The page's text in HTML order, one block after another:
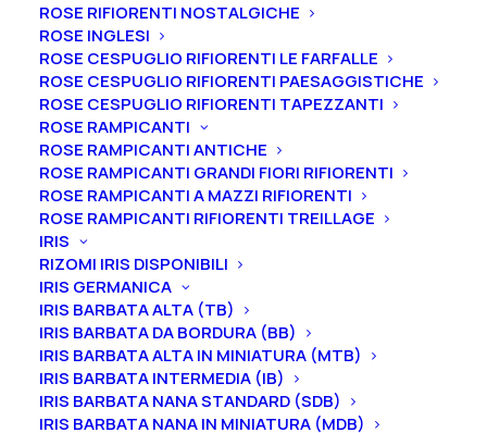
ROSE RIFIORENTI NOSTALGICHE
ROSE INGLESI
ROSE CESPUGLIO RIFIORENTI LE FARFALLE
ROSE CESPUGLIO RIFIORENTI PAESAGGISTICHE
ROSE CESPUGLIO RIFIORENTI TAPEZZANTI
ROSE RAMPICANTI
ROSE RAMPICANTI ANTICHE
ROSE RAMPICANTI GRANDI FIORI RIFIORENTI
ROSE RAMPICANTI A MAZZI RIFIORENTI
ROSE RAMPICANTI RIFIORENTI TREILLAGE
IRIS
RIZOMI IRIS DISPONIBILI
IRIS GERMANICA
IRIS BARBATA ALTA (TB)
IRIS BARBATA DA BORDURA (BB)
IRIS BARBATA ALTA IN MINIATURA (MTB)
IRIS BARBATA INTERMEDIA (IB)
IRIS BARBATA NANA STANDARD (SDB)
IRIS BARBATA NANA IN MINIATURA (MDB)
Rosa cespuglio grandi fiori rifiorenti “Black Baccarat®”
Rosa cespuglio grandi fiori
rifiorenti “Black Baccarat®”
15,00€
La rosa ”Black Baccarat®” ha un colore davvero unico
e intrigante per chi ama i toni scuri, è infatti la rosa
Meilland più nera in assoluto. La grandezza del fiore è
di circa 11 cm di diametro (circa 40 petali) di color
rosso granato vellutato molto scuro.
Formato